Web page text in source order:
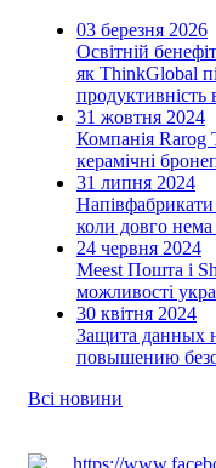
03 березня 2026
Освітній
як ThinkGlobal
продуктивність
31 жовтня 2024
Компанія Rarog
керамічні
31 липня 2024
Напівфабрикати
коли довго нема
24 червня 2024
Meest Пошта і
можливості
30 квітня 2024
Защита данных
повышению
Всі новини